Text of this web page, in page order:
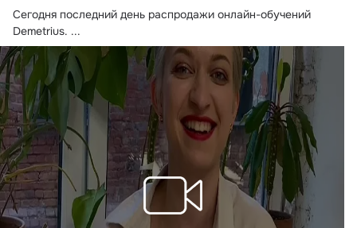
Сегодня последний день распродажи онлайн-обучений
Demetrius. ...